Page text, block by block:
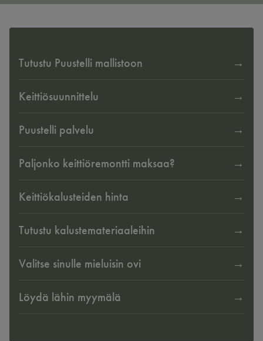
Tutustu Puustelli mallistoon
Keittiösuunnittelu
Puustelli palvelu
Paljonko keittiöremontti maksaa?
Keittiökalusteiden hinta
Tutustu kalustemateriaaleihin
Valitse sinulle mieluisin ovi
Löydä lähin myymälä